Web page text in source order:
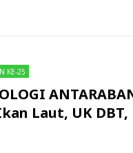
KE-25
Laut, UK DBT,